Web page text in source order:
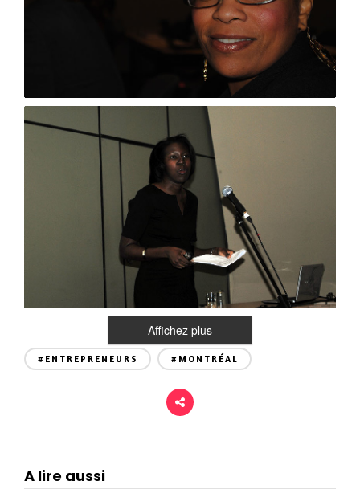
Affichez plus
#ENTREPRENEURS #MONTRÉAL
A lire aussi